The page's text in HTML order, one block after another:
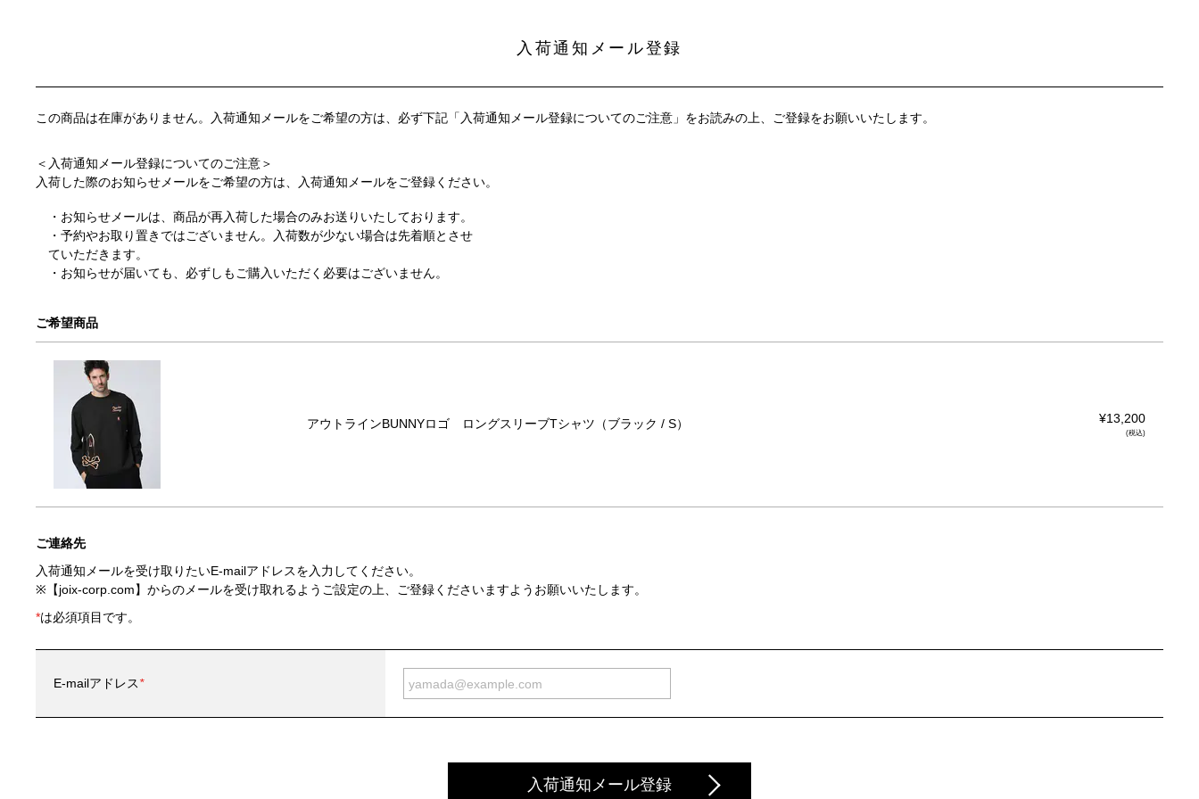
入荷通知メール登録
この商品は在庫がありません。入荷通知メールをご希望の方は、必ず下記「入荷通知メール登録についてのご注意」をお読みの上、ご登録をお願いいたします。
＜入荷通知メール登録についてのご注意＞
入荷した際のお知らせメールをご希望の方は、入荷通知メールをご登録ください。
お知らせメールは、商品が再入荷した場合のみお送りいたしております。
予約やお取り置きではございません。入荷数が少ない場合は先着順とさせ
ていただきます。
お知らせが届いても、必ずしもご購入いただく必要はございません。
ご希望商品
アウトラインBUNNYロゴ ロングスリーブTシャツ（ブラック / S） ¥13,200
(税込)
ご連絡先
入荷通知メールを受け取りたいE-mailアドレスを入力してください。
※【joix-corp.com】からのメールを受け取れるようご設定の上、ご登録くださいますようお願いいたします。
*は必須項目です。
E-mailアドレス*
入荷通知メール登録